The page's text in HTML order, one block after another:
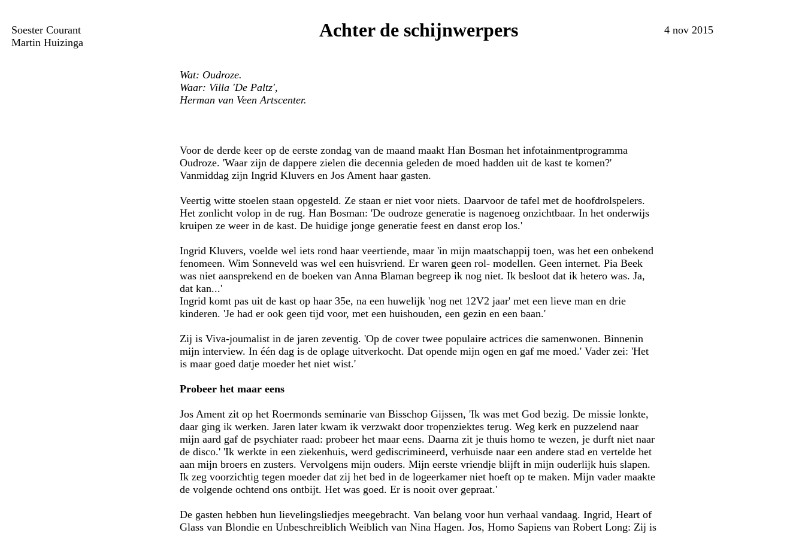
Soester Courant
Martin Huizinga
Achter de schijnwerpers 4 nov 2015
Wat: Oudroze.
Waar: Villa 'De Paltz',
Herman van Veen Artscenter.
Voor de derde keer op de eerste zondag van de maand maakt Han Bosman het infotainmentprogramma
Oudroze. 'Waar zijn de dappere zielen die decennia geleden de moed hadden uit de kast te komen?'
Vanmiddag zijn Ingrid Kluvers en Jos Ament haar gasten.
Veertig witte stoelen staan opgesteld. Ze staan er niet voor niets. Daarvoor de tafel met de hoofdrolspelers.
Het zonlicht volop in de rug. Han Bosman: 'De oudroze generatie is nagenoeg onzichtbaar. In het onderwijs
kruipen ze weer in de kast. De huidige jonge generatie feest en danst erop los.'
Ingrid Kluvers, voelde wel iets rond haar veertiende, maar 'in mijn maatschappij toen, was het een onbekend
fenomeen. Wim Sonneveld was wel een huisvriend. Er waren geen rol- modellen. Geen internet. Pia Beek
was niet aansprekend en de boeken van Anna Blaman begreep ik nog niet. Ik besloot dat ik hetero was. Ja,
dat kan...'
Ingrid komt pas uit de kast op haar 35e, na een huwelijk 'nog net 12V2 jaar' met een lieve man en drie
kinderen. 'Je had er ook geen tijd voor, met een huishouden, een gezin en een baan.'
Zij is Viva-joumalist in de jaren zeventig. 'Op de cover twee populaire actrices die samenwonen. Binnenin
mijn interview. In één dag is de oplage uitverkocht. Dat opende mijn ogen en gaf me moed.' Vader zei: 'Het
is maar goed datje moeder het niet wist.'
Probeer het maar eens
Jos Ament zit op het Roermonds seminarie van Bisschop Gijssen, 'Ik was met God bezig. De missie lonkte,
daar ging ik werken. Jaren later kwam ik verzwakt door tropenziektes terug. Weg kerk en puzzelend naar
mijn aard gaf de psychiater raad: probeer het maar eens. Daarna zit je thuis homo te wezen, je durft niet naar
de disco.' 'Ik werkte in een ziekenhuis, werd gediscrimineerd, verhuisde naar een andere stad en vertelde het
aan mijn broers en zusters. Vervolgens mijn ouders. Mijn eerste vriendje blijft in mijn ouderlijk huis slapen.
Ik zeg voorzichtig tegen moeder dat zij het bed in de logeerkamer niet hoeft op te maken. Mijn vader maakte
de volgende ochtend ons ontbijt. Het was goed. Er is nooit over gepraat.'
De gasten hebben hun lievelingsliedjes meegebracht. Van belang voor hun verhaal vandaag. Ingrid, Heart of
Glass van Blondie en Unbeschreiblich Weiblich van Nina Hagen. Jos, Homo Sapiens van Robert Long: Zij is